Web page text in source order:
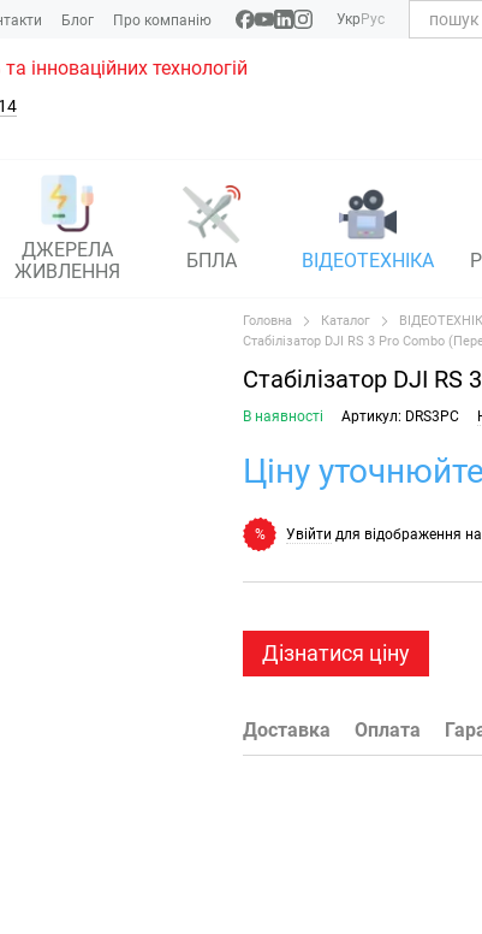
Блог Про компанію Укр Рус
інноваційних технологій
ДЖЕРЕЛА
ЖИВЛЕННЯ
БПЛА ВІДЕОТЕХНІКА
Головна Каталог
Стабілізатор DJI RS 3 Pro Combo
Стабілізатор DJI
В наявності Артикул: DRS3PC
Ціну уточнюйте
% Увійти для відображення
Дізнатися ціну
Доставка Оплата